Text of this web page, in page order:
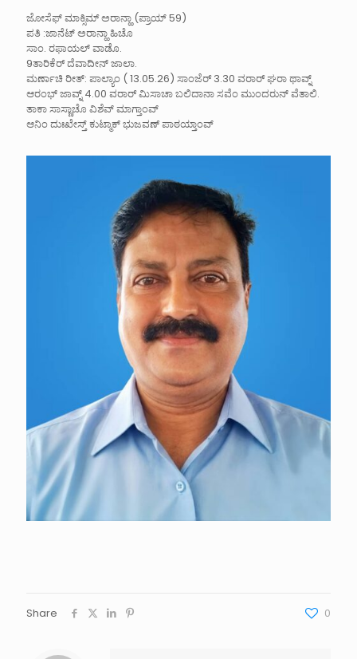
ಜೋಸೆಫ್ ಮಾಕ್ಸಿಮ್ ಅರಾನ್ಹಾ (ಪ್ರಾಯ್ 59)
ಪತಿ :ಜಾನೆಟ್ ಅರಾನ್ಹಾ ಹಿಚೊ
ಸಾಂ. ರಫಾಯಲ್ ವಾಡೊ.
9ತಾರಿಕೆರ್ ದೆವಾದೀನ್‌ ಜಾಲಾ.
ಮರ್ಣಾಚಿ ರೀತ್: ಪಾಲ್ಯಾಂ ( 13.05.26) ಸಾಂಜೆರ್ 3.30 ವರಾರ್ ಘರಾ ಥಾವ್ನ್
ಆರಂಭ್ ಜಾವ್ನ್ 4.00 ವರಾರ್ ಮಿಸಾಚಾ ಬಲಿದಾನಾ ಸವೆಂ ಮುಂದರುನ್ ವೆತಾಲಿ.
ತಾಕಾ ಸಾಸ್ಣಾಚೊ ವಿಶೆವ್ ಮಾಗ್ತಾಂವ್
ಆನಿಂ ದುಃಖೇಸ್ತ್ ಕುಟ್ಮಾಕ್ ಭುಜವಣ್ ಪಾಠಯ್ತಾಂವ್
Share 0